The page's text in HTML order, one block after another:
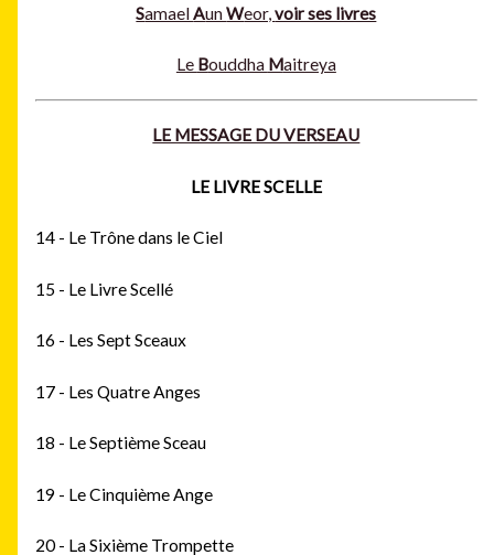
SamaelAunWeor,voir ses livres
Le Bouddha Maitreya
LE MESSAGE DU VERSEAU
LE LIVRE SCELLE
14 - Le Trône dans le Ciel
15 - Le Livre Scellé
16 - Les Sept Sceaux
17 - Les Quatre Anges
18 - Le Septième Sceau
19 - Le Cinquième Ange
20 - La Sixième Trompette